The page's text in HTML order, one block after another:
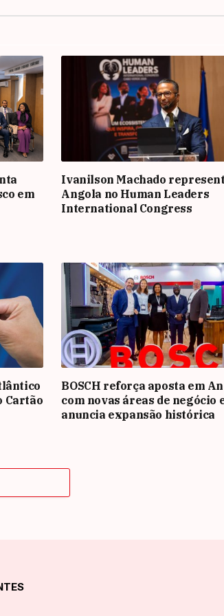
em
Ivanilson Machado
Angola no Human Leaders
International Congress
Cartão
BOSCH reforça aposta em
com novas áreas de negócio
anuncia expansão histórica